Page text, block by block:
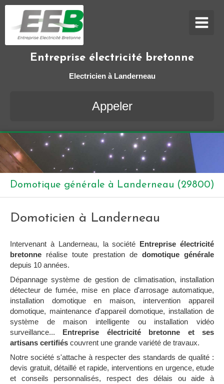
Entreprise électricité bretonne
Electricien à Landerneau
Appeler
Domotique générale à Landerneau (29800)
Domoticien à Landerneau
Intervenant à Landerneau, la société Entreprise électricité
bretonne réalise toute prestation de domotique générale
depuis 10 années.
Dépannage système de gestion de climatisation, installation
détecteur de fumée, mise en place d'arrosage automatique,
installation domotique en maison, intervention appareil
domotique, maintenance d'appareil domotique, installation de
système de maison intelligente ou installation vidéo
surveillance... Entreprise électricité bretonne et ses
artisans certifiés couvrent une grande variété de travaux.
Notre société s'attache à respecter des standards de qualité :
devis gratuit, détaillé et rapide, interventions en urgence, etude
et conseils personnalisés, respect des délais ou aide à